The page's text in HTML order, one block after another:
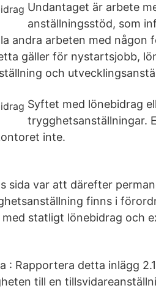
Undantaget är arbete
anställningsstöd, som
andra arbeten med någon
gäller för nystartsjobb,
och
Syftet med lönebidrag
trygghetsanställningar.
inte.
sida var att därefter
finns i
statligt lönebidrag och
: Rapportera detta inlägg
till en